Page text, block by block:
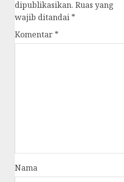
dipublikasikan. Ruas yang
wajib ditandai *
Komentar *
Nama